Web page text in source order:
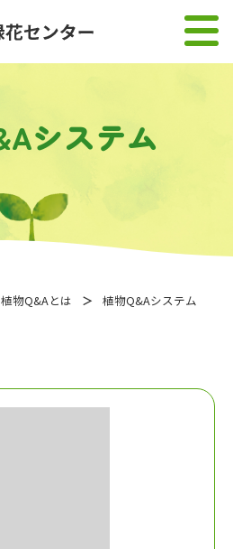
システム
植物Q&Aとは
植物Q&Aシステム